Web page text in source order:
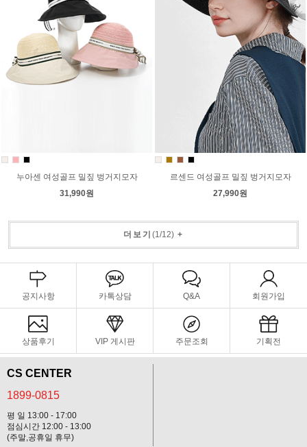
누아센 여성골프 밀짚 벙거지모자
31,990원
르센드 여성골프 밀짚 벙거지모자
27,990원
더보기 (1/12) +
공지사항 카톡상담 Q&A 회원가입
상품후기 VIP 게시판 주문조회 기획전
CS CENTER
1899-0815
평 일 13:00 - 17:00
점심시간 12:00 - 13:00
(주말,공휴일 휴무)